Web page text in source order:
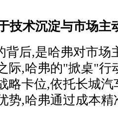
技术沉淀与市场主
后,是哈弗对市场
际,哈弗的"掀桌"行
略卡位,依托长城
势,哈弗通过成本